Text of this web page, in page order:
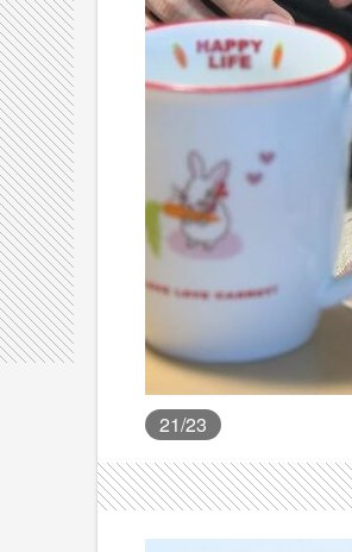
21/23